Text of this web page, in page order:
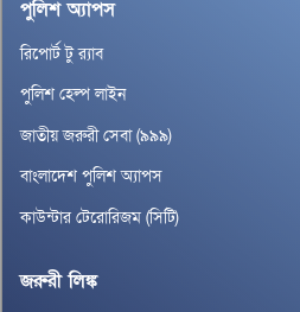
পুলিশ অ্যাপস
রিপোর্ট টু র‌্যাব
পুলিশ হেল্প লাইন
জাতীয় জরুরী সেবা (৯৯৯)
বাংলাদেশ পুলিশ অ্যাপস
কাউন্টার টেরোরিজম (সিটি)
জরুরী লিঙ্ক